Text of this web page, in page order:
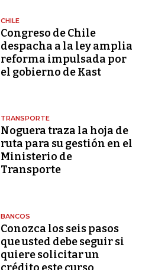
CHILE
Congreso de Chile
despacha a la ley amplia
reforma impulsada por
el gobierno de Kast
TRANSPORTE
Noguera traza la hoja de
ruta para su gestión en el
Ministerio de
Transporte
BANCOS
Conozca los seis pasos
que usted debe seguir si
quiere solicitar un
crédito este curso